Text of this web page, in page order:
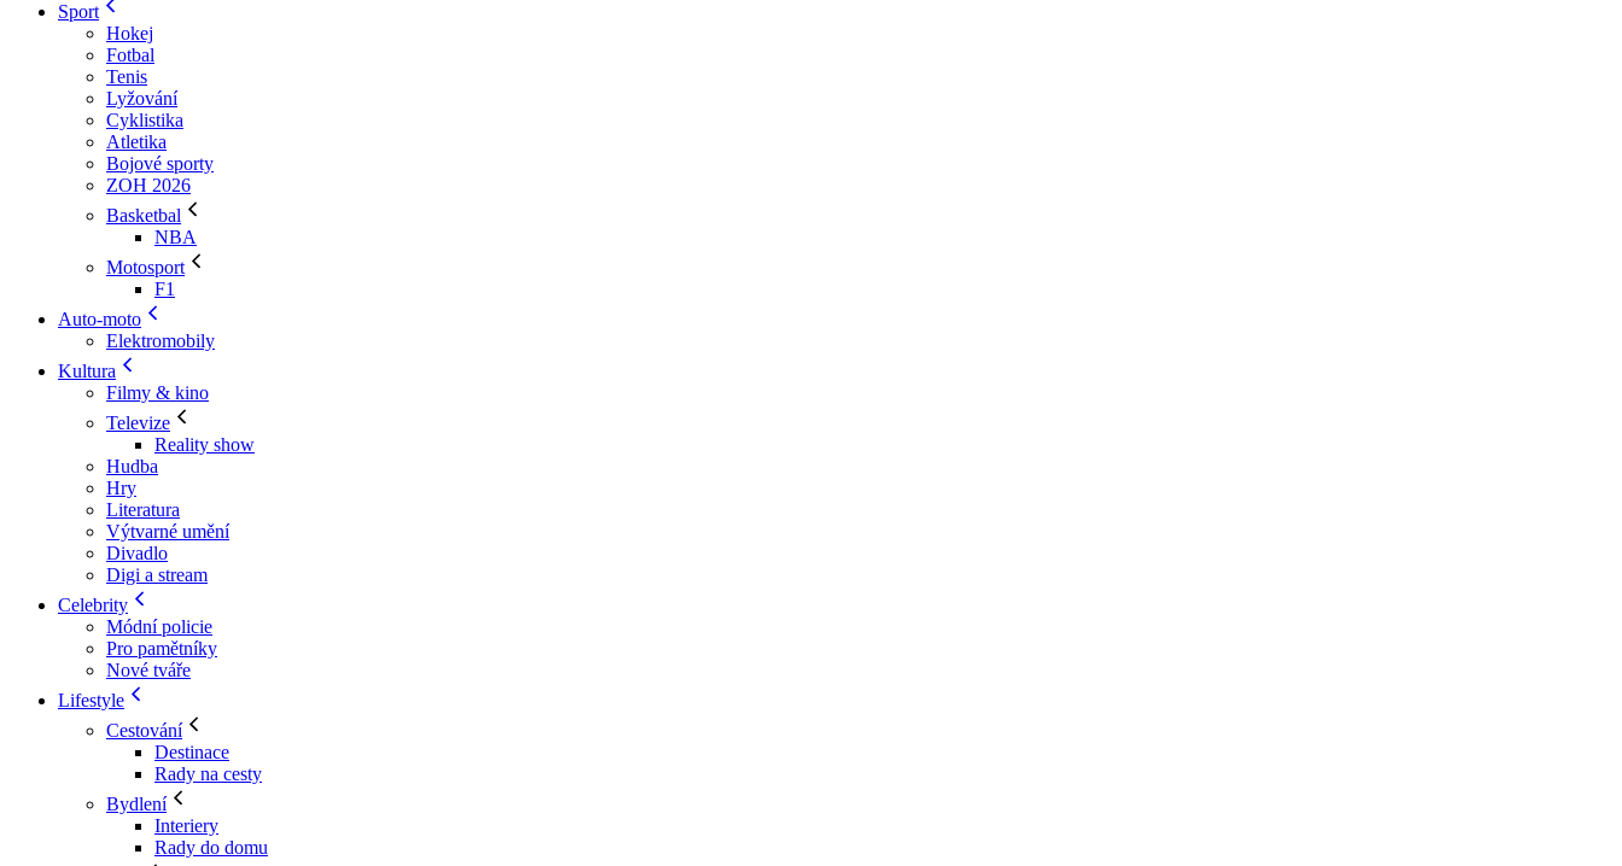
Sport
Hokej
Fotbal
Tenis
Lyžování
Cyklistika
Atletika
Bojové sporty
ZOH 2026
Basketbal
NBA
Motosport
F1
Auto-moto
Elektromobily
Kultura
Filmy & kino
Televize
Reality show
Hudba
Hry
Literatura
Výtvarné umění
Divadlo
Digi a stream
Celebrity
Módní policie
Pro pamětníky
Nové tváře
Lifestyle
Cestování
Destinace
Rady na cesty
Bydlení
Interiery
Rady do domu